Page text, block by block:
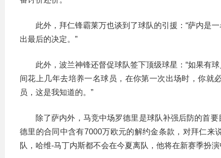
此外，拜仁锋霸莱万也谈到了球队的引援：“萨内是
出最后的决定。”
此外，波兰神锋还督促球队签下顶级球星：“如果有
间花上几年去培养一名球员，在你第一次出场时，你就
员，这是我知道的。”
除了萨内外，马竞中场罗德里是球队补强后防的首
德里的合同中含有7000万欧元的解约金条款，对拜仁
队，哈维-马丁内斯都不会在今夏离队，他将在新赛季扮